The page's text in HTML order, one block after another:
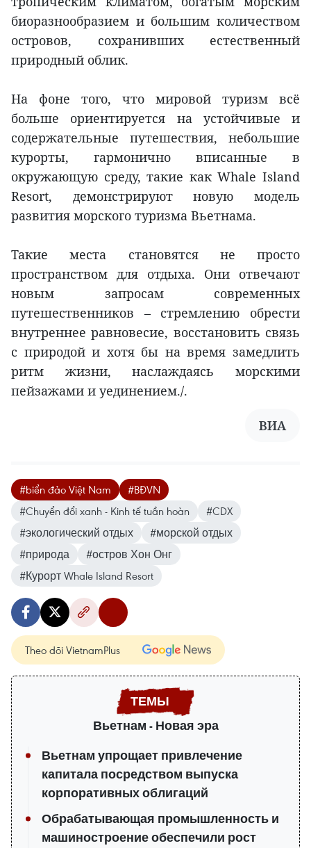
биоразнообразием и большим количеством
островов, сохранивших естественный
природный облик.
На фоне того, что мировой туризм всё
больше ориентируется на устойчивые и
содержательные путешествия, небольшие
курорты, гармонично вписанные в
окружающую среду, такие как Whale Island
Resort, демонстрируют новую модель
развития морского туризма Вьетнама.
Такие места становятся не просто
пространством для отдыха. Они отвечают
новым запросам современных
путешественников – стремлению обрести
внутреннее равновесие, восстановить связь
с природой и хотя бы на время замедлить
ритм жизни, наслаждаясь морскими
пейзажами и уединением./.
ВИА
#biển đảo Việt Nam
#BĐVN
#Chuyển đổi xanh - Kinh tế tuần hoàn
#CDX
#экологический отдых
#морской отдых
#природа
#остров Хон Онг
#Курорт Whale Island Resort
Theo dõi VietnamPlus
Вьетнам - Новая эра
Вьетнам упрощает привлечение
капитала посредством выпуска
корпоративных облигаций
Обрабатывающая промышленность и
машиностроение обеспечили рост